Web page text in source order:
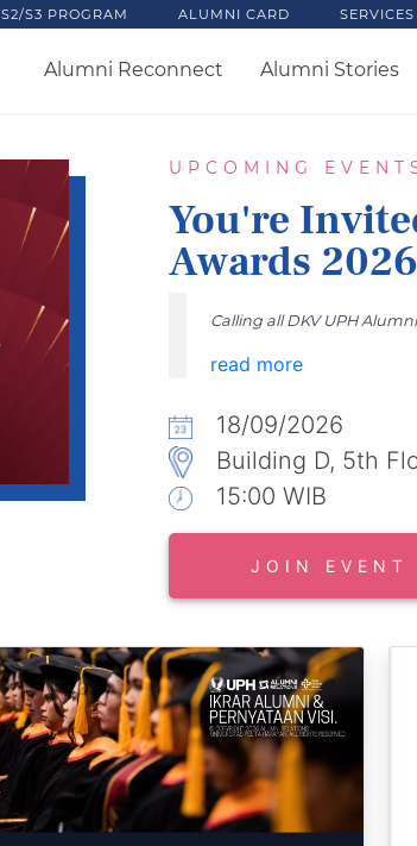
S2/S3 PROGRAM ALUMNI CARD SERVICES
Alumni Reconnect Alumni Stories
UPCOMING
You're
Awards
Calling all DKV UPH
read more
18/09/2026
Building D, 5th
15:00 WIB
JOIN EVENT